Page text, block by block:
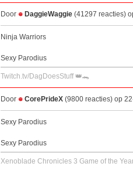
Door DaggieWaggie (41297 reacties)
Ninja Warriors
Sexy Parodius
Twitch.tv/DagDoesStuff 👑🐊
Door CorePrideX (9800 reacties) op
Sexy Parodius
Sexy Parodius
Xenoblade Chronicles 3 Game of the